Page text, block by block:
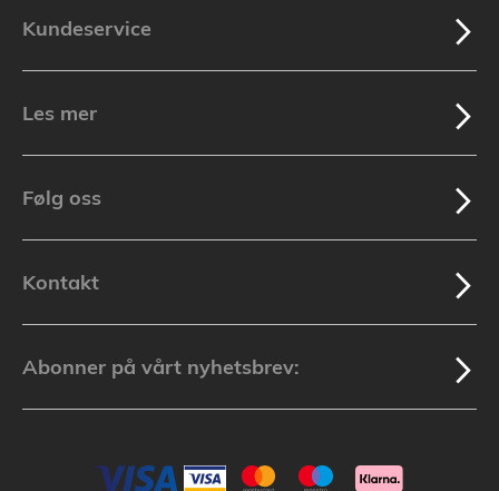
Kundeservice
Les mer
Følg oss
Kontakt
Abonner på vårt nyhetsbrev: